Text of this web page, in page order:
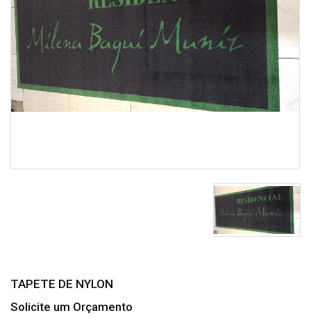
TAPETE DE NYLON
Solicite um Orçamento